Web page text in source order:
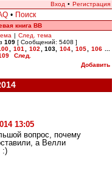
Вход • Регистрация
• Поиск
книга ВВ
| След. тема
109 [ Сообщений: 5408 ]
101 102 103, 104 105 106
След.
Добавить
13:05
вопрос, почему
а Велли
:)